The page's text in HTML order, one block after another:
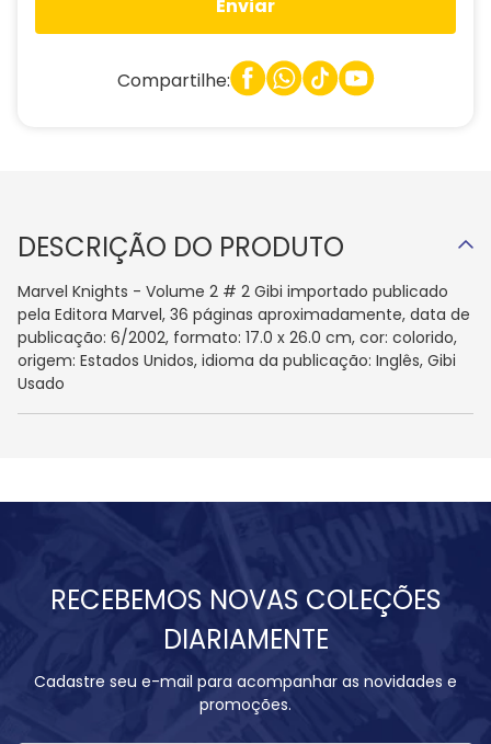
Enviar
Compartilhe:
DESCRIÇÃO DO PRODUTO
Marvel Knights - Volume 2 # 2 Gibi importado publicado
pela Editora Marvel, 36 páginas aproximadamente, data de
publicação: 6/2002, formato: 17.0 x 26.0 cm, cor: colorido,
origem: Estados Unidos, idioma da publicação: Inglês, Gibi
Usado
RECEBEMOS NOVAS COLEÇÕES
DIARIAMENTE
Cadastre seu e-mail para acompanhar as novidades e
promoções.